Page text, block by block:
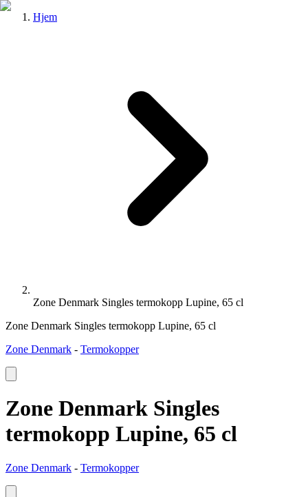
Hjem
Zone Denmark Singles termokopp Lupine, 65 cl
Zone Denmark Singles termokopp Lupine, 65 cl
Zone Denmark - Termokopper
Zone Denmark Singles
termokopp Lupine, 65 cl
Zone Denmark - Termokopper